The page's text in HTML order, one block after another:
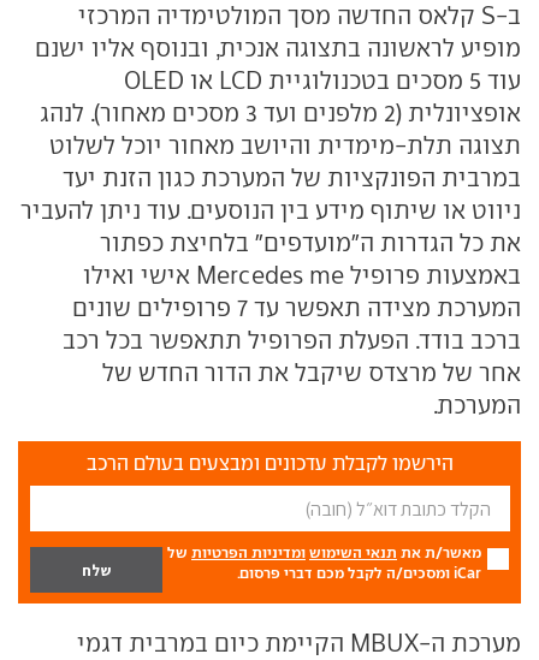
ב-S קלאס החדשה מסך המולטימדיה המרכזי
מופיע לראשונה בתצוגה אנכית, ובנוסף אליו ישנם
עוד 5 מסכים בטכנולוגיית LCD או OLED
אופציונלית (2 מלפנים ועד 3 מסכים מאחור). לנהג
תצוגה תלת-מימדית והיושב מאחור יוכל לשלוט
במרבית הפונקציות של המערכת כגון הזנת יעד
ניווט או שיתוף מידע בין הנוסעים. עוד ניתן להעביר
את כל הגדרות ה"מועדפים" בלחיצת כפתור
באמצעות פרופיל Mercedes me אישי ואילו
המערכת מצידה תאפשר עד 7 פרופילים שונים
ברכב בודד. הפעלת הפרופיל תתאפשר בכל רכב
אחר של מרצדס שיקבל את הדור החדש של
המערכת.
הירשמו לקבלת עדכונים ומבצעים בעולם הרכב
מאשר/ת את תנאי השימוש ומדיניות הפרטיות של
iCar ומסכים/ה לקבל מכם דברי פרסום.
מערכת ה-MBUX הקיימת כיום במרבית דגמי